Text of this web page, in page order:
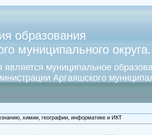
образования
муниципального округа.
муниципальное
Аргаяшского
химии, географии, информатике и ИКТ